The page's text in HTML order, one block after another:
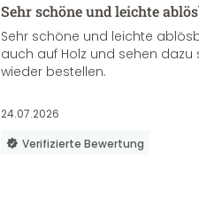
Sehr schöne und leichte
Sehr schöne und leichte
auch auf Holz und sehen
wieder bestellen.
24.07.2026
Verifizierte Bewertung